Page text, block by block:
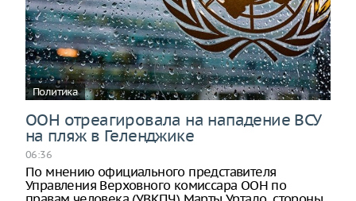
Политика
ООН отреагировала на нападение ВСУ
на пляж в Геленджике
06:36
По мнению официального представителя
Управления Верховного комиссара ООН по